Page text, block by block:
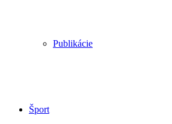
Publikácie
Šport